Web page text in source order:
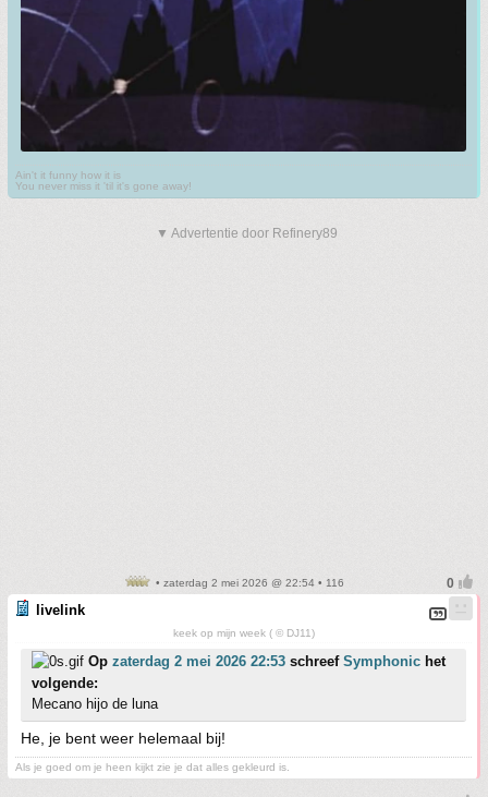
Ain't it funny how it is
You never miss it 'til it's gone away!
▼ Advertentie door Refinery89
• zaterdag 2 mei 2026 @ 22:54 • 116
livelink
keek op mijn week ( © DJ11)
Op zaterdag 2 mei 2026 22:53 schreef Symphonic het
volgende:
Mecano hijo de luna
He, je bent weer helemaal bij!
Als je goed om je heen kijkt zie je dat alles gekleurd is.